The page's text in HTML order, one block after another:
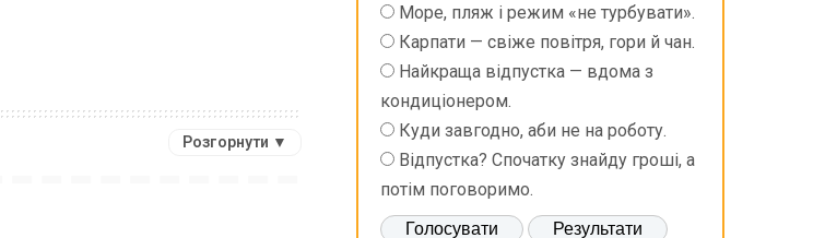
Розгорнути ▼
Море, пляж і режим «не турбувати».
Карпати — свіже повітря, гори й чан.
Найкраща відпустка — вдома з
кондиціонером.
Куди завгодно, аби не на роботу.
Відпустка? Спочатку знайду гроші, а
потім поговоримо.